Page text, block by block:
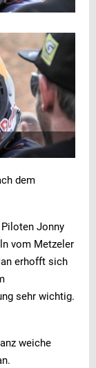
dem
Jonny
vom Metzeler
erhofft sich
sehr wichtig.
weiche